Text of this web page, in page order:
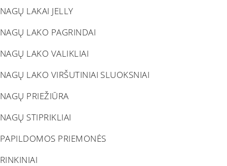
NAGŲ LAKAI JELLY
NAGŲ LAKO PAGRINDAI
NAGŲ LAKO VALIKLIAI
NAGŲ LAKO VIRŠUTINIAI SLUOKSNIAI
NAGŲ PRIEŽIŪRA
NAGŲ STIPRIKLIAI
PAPILDOMOS PRIEMONĖS
RINKINIAI